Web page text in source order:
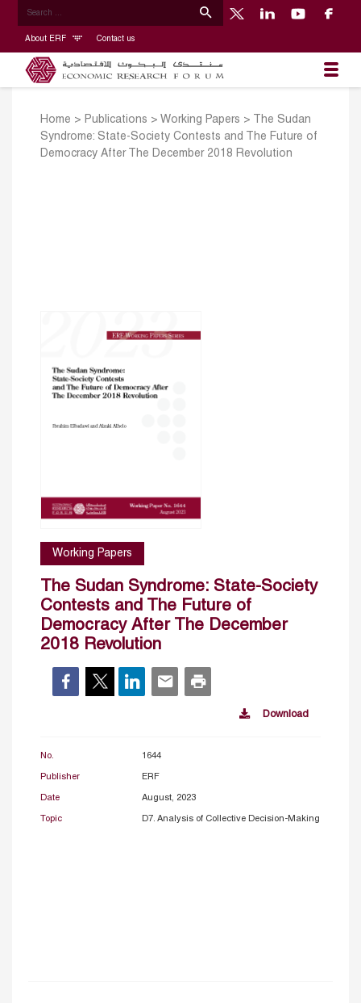
About ERF Contact us
Home > Publications > Working Papers >
The Sudan
Syndrome: State-Society Contests and The Future of
Democracy After The December 2018 Revolution
Working Papers
The Sudan Syndrome: State-Society
Contests and The Future of
Democracy After The December
2018 Revolution
Download
No. 1644
Publisher ERF
Date August, 2023
Topic D7. Analysis of Collective Decision-Making